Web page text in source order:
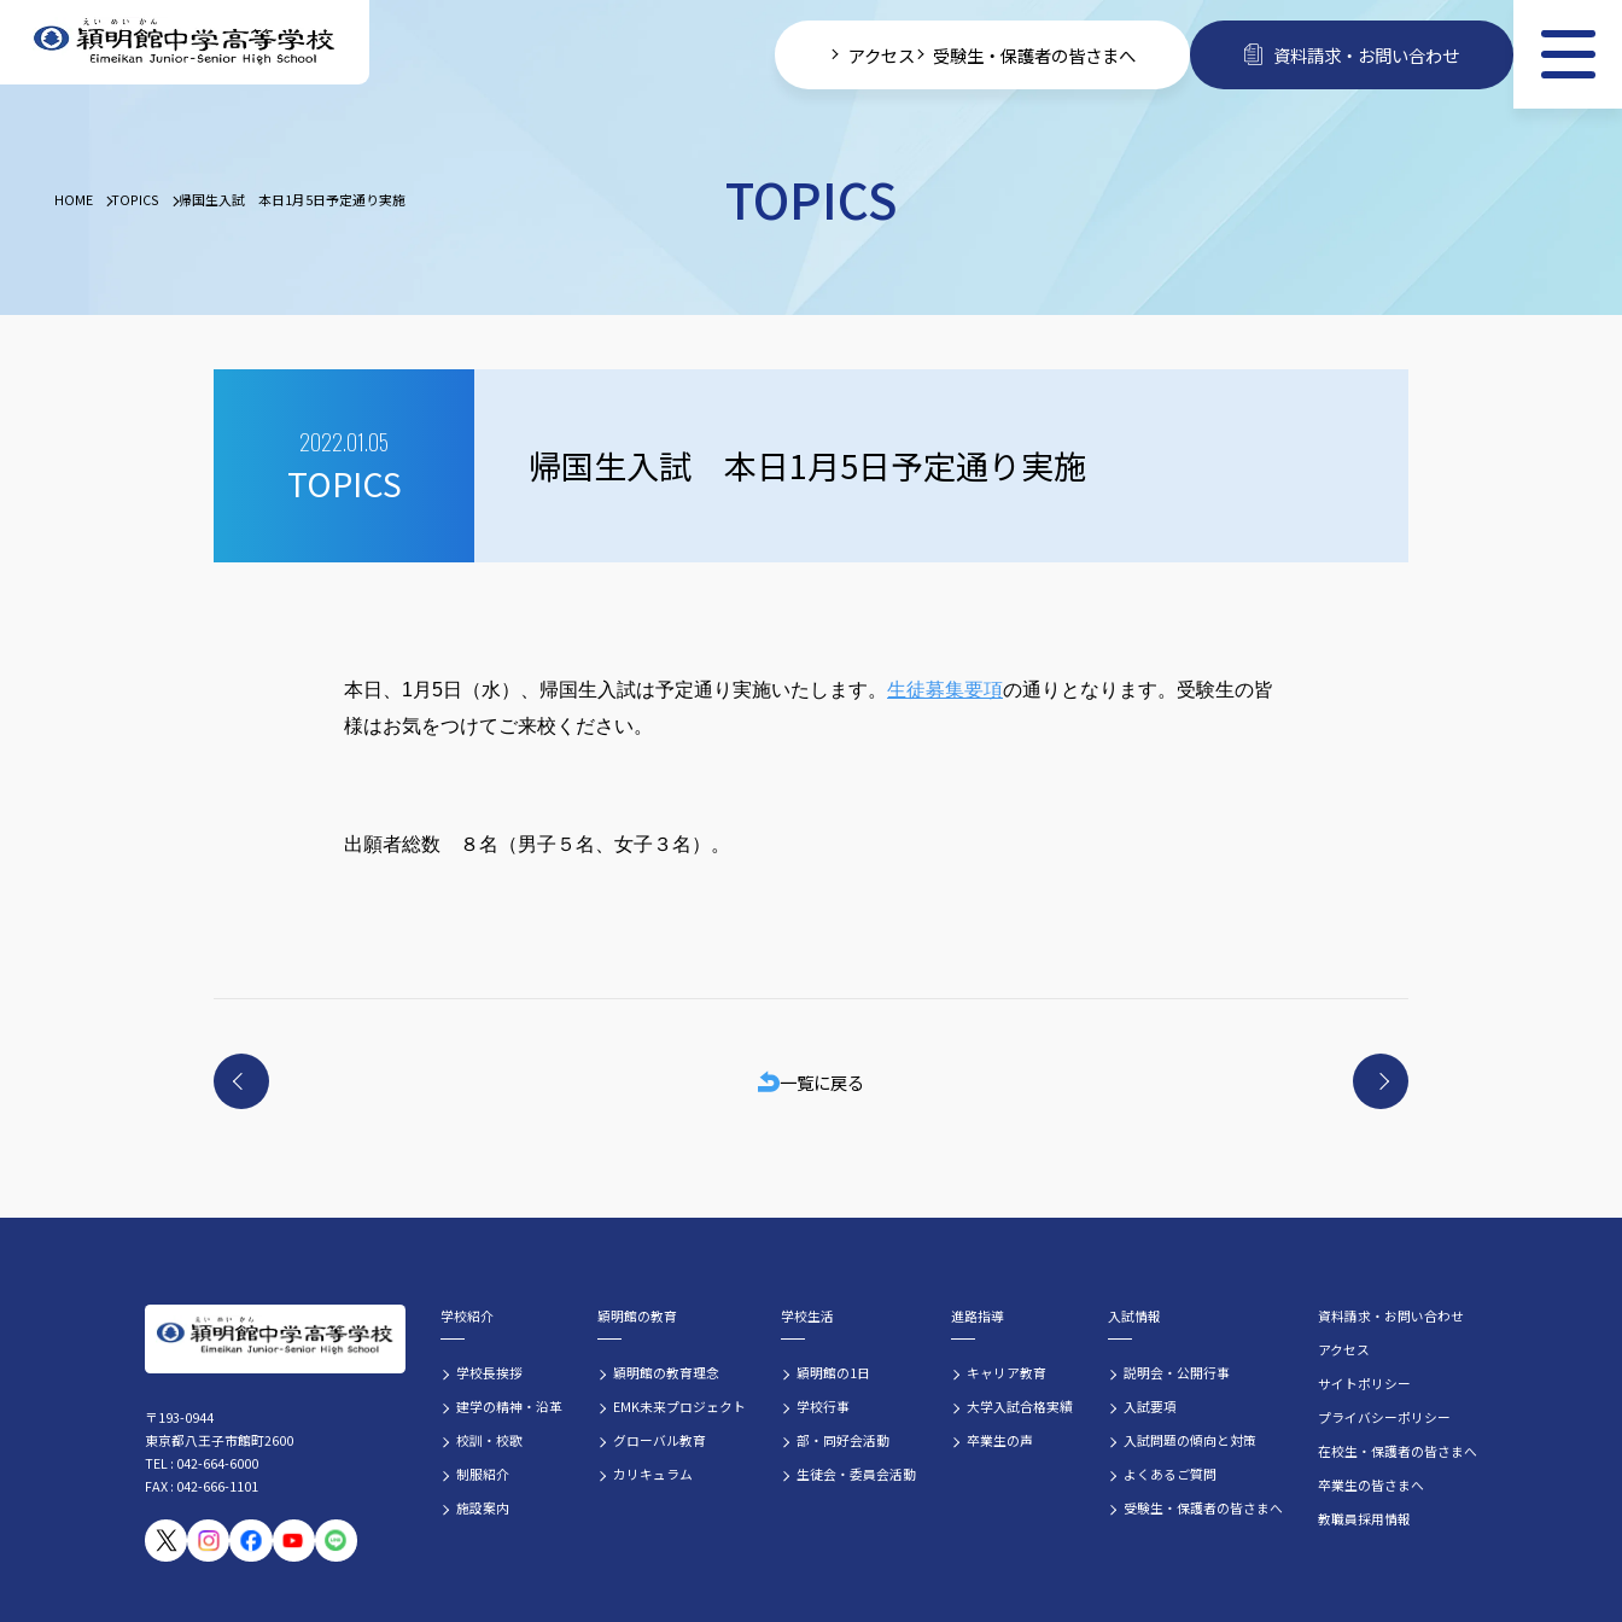
アクセス 受験生・保護者の皆さまへ 資料請求・お問い合わせ
HOME TOPICS 帰国生入試 本日1月5日予定通り実施 TOPICS
2022.01.05
TOPICS 帰国生入試 本日1月5日予定通り実施
本日、1月5日（水）、帰国生入試は予定通り実施いたします。 生徒募集要項の通りとなります。受験生の皆
様はお気をつけてご来校ください。
出願者総数 ８名（男子５名、女子３名）。
一覧に戻る
〒193-0944
東京都八王子市館町2600
TEL : 042-664-6000
FAX : 042-666-1101
学校紹介
学校長挨拶
建学の精神・沿革
校訓・校歌
制服紹介
施設案内
穎明館の教育
穎明館の教育理念
EMK未来プロジェクト
グローバル教育
カリキュラム
学校生活
穎明館の1日
学校行事
部・同好会活動
生徒会・委員会活動
進路指導
キャリア教育
大学入試合格実績
卒業生の声
入試情報
説明会・公開行事
入試要項
入試問題の傾向と対策
よくあるご質問
受験生・保護者の皆さまへ
資料請求・お問い合わせ
アクセス
サイトポリシー
プライバシーポリシー
在校生・保護者の皆さまへ
卒業生の皆さまへ
教職員採用情報